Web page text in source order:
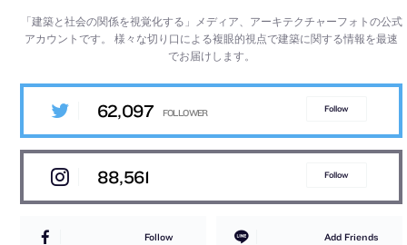
「建築と社会の関係を視覚化する」メディア、アーキテクチャーフォトの公式
アカウントです。様々な切り口による複眼的視点で建築に関する情報を最速
でお届けします。
62,097 Follow
88,561 Follow
Follow Add Friends